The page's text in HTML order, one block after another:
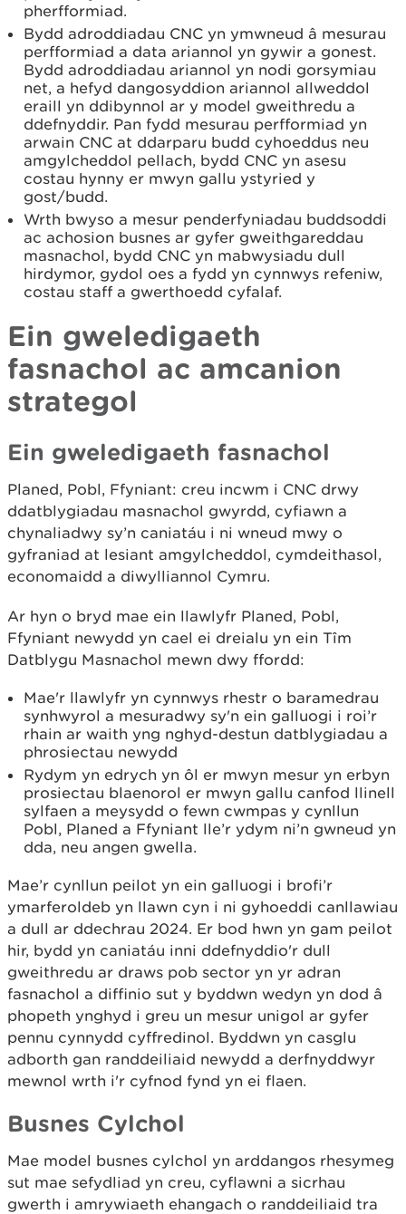
pherfformiad.
Bydd adroddiadau CNC yn ymwneud â mesurau
perfformiad a data ariannol yn gywir a gonest.
Bydd adroddiadau ariannol yn nodi gorsymiau
net, a hefyd dangosyddion ariannol allweddol
eraill yn ddibynnol ar y model gweithredu a
ddefnyddir. Pan fydd mesurau perfformiad yn
arwain CNC at ddarparu budd cyhoeddus neu
amgylcheddol pellach, bydd CNC yn asesu
costau hynny er mwyn gallu ystyried y
gost/budd.
Wrth bwyso a mesur penderfyniadau buddsoddi
ac achosion busnes ar gyfer gweithgareddau
masnachol, bydd CNC yn mabwysiadu dull
hirdymor, gydol oes a fydd yn cynnwys refeniw,
costau staff a gwerthoedd cyfalaf.
Ein gweledigaeth
fasnachol ac amcanion
strategol
Ein gweledigaeth fasnachol
Planed, Pobl, Ffyniant: creu incwm i CNC drwy
ddatblygiadau masnachol gwyrdd, cyfiawn a
chynaliadwy sy’n caniatáu i ni wneud mwy o
gyfraniad at lesiant amgylcheddol, cymdeithasol,
economaidd a diwylliannol Cymru.
Ar hyn o bryd mae ein llawlyfr Planed, Pobl,
Ffyniant newydd yn cael ei dreialu yn ein Tîm
Datblygu Masnachol mewn dwy ffordd:
Mae'r llawlyfr yn cynnwys rhestr o baramedrau
synhwyrol a mesuradwy sy'n ein galluogi i roi’r
rhain ar waith yng nghyd-destun datblygiadau a
phrosiectau newydd
Rydym yn edrych yn ôl er mwyn mesur yn erbyn
prosiectau blaenorol er mwyn gallu canfod llinell
sylfaen a meysydd o fewn cwmpas y cynllun
Pobl, Planed a Ffyniant lle’r ydym ni’n gwneud yn
dda, neu angen gwella.
Mae’r cynllun peilot yn ein galluogi i brofi’r
ymarferoldeb yn llawn cyn i ni gyhoeddi canllawiau
a dull ar ddechrau 2024. Er bod hwn yn gam peilot
hir, bydd yn caniatáu inni ddefnyddio'r dull
gweithredu ar draws pob sector yn yr adran
fasnachol a diffinio sut y byddwn wedyn yn dod â
phopeth ynghyd i greu un mesur unigol ar gyfer
pennu cynnydd cyffredinol. Byddwn yn casglu
adborth gan randdeiliaid newydd a derfnyddwyr
mewnol wrth i'r cyfnod fynd yn ei flaen.
Busnes Cylchol
Mae model busnes cylchol yn arddangos rhesymeg
sut mae sefydliad yn creu, cyflawni a sicrhau
gwerth i amrywiaeth ehangach o randdeiliaid tra